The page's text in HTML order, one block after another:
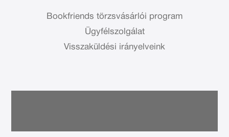
Bookfriends törzsvásárlói program
Ügyfélszolgálat
Visszaküldési irányelveink